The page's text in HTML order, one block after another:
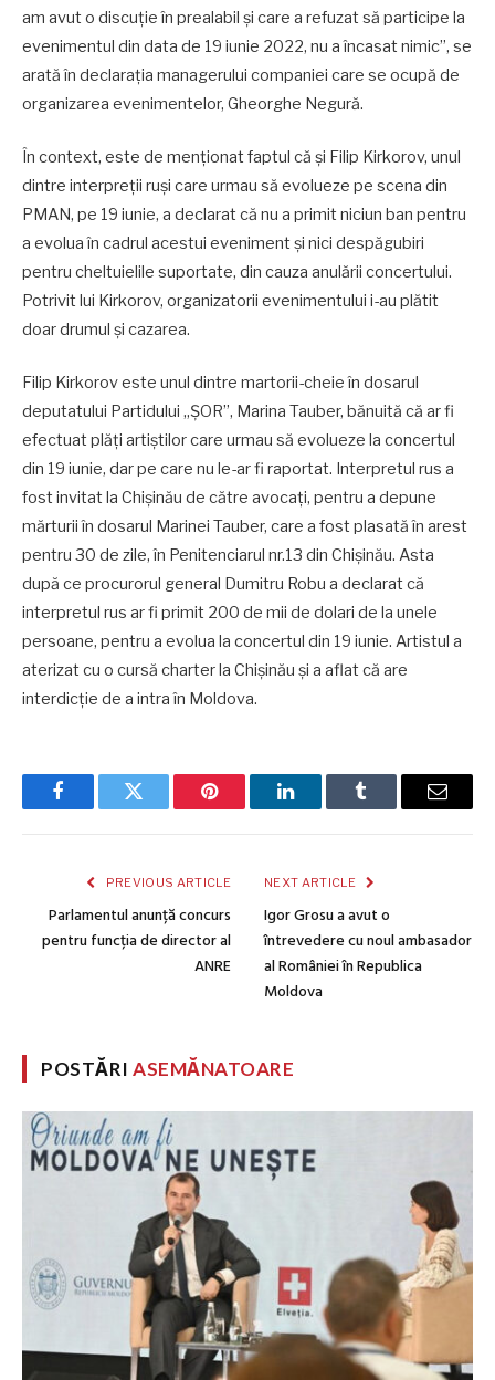
am avut o discuție în prealabil și care a refuzat să participe la
evenimentul din data de 19 iunie 2022, nu a încasat nimic”, se
arată în declarația managerului companiei care se ocupă de
organizarea evenimentelor, Gheorghe Negură.
În context, este de menționat faptul că și Filip Kirkorov, unul
dintre interpreții ruși care urmau să evolueze pe scena din
PMAN, pe 19 iunie, a declarat că nu a primit niciun ban pentru
a evolua în cadrul acestui eveniment și nici despăgubiri
pentru cheltuielile suportate, din cauza anulării concertului.
Potrivit lui Kirkorov, organizatorii evenimentului i-au plătit
doar drumul și cazarea.
Filip Kirkorov este unul dintre martorii-cheie în dosarul
deputatului Partidului „ȘOR”, Marina Tauber, bănuită că ar fi
efectuat plăți artiștilor care urmau să evolueze la concertul
din 19 iunie, dar pe care nu le-ar fi raportat. Interpretul rus a
fost invitat la Chișinău de către avocați, pentru a depune
mărturii în dosarul Marinei Tauber, care a fost plasată în arest
pentru 30 de zile, în Penitenciarul nr.13 din Chișinău. Asta
după ce procurorul general Dumitru Robu a declarat că
interpretul rus ar fi primit 200 de mii de dolari de la unele
persoane, pentru a evolua la concertul din 19 iunie. Artistul a
aterizat cu o cursă charter la Chișinău și a aflat că are
interdicție de a intra în Moldova.
FacebookTwitter Pinterest LinkedInTumblr Email
PREVIOUS ARTICLE
Parlamentul anunță concurs
pentru funcția de director al
ANRE
NEXT ARTICLE
Igor Grosu a avut o
întrevedere cu noul ambasador
al României în Republica
Moldova
POSTĂRIASEMĂNATOARE